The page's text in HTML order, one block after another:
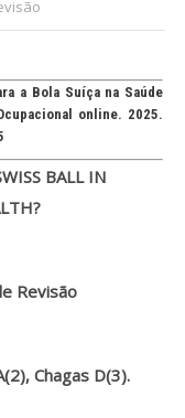
(oferta/
a Bola Suíça na Saúde
online. 2025.
BALL IN
Revisão
, Chagas D(3).